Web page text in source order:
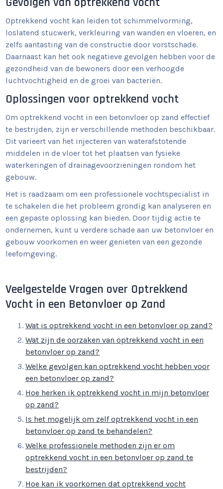
Optrekkend vocht kan leiden tot schimmelvorming,
loslatend stucwerk, verkleuring van wanden en vloeren, en
zelfs aantasting van de constructie door vorstschade.
Daarnaast kan het ook negatieve gevolgen hebben voor de
gezondheid van de bewoners door een verhoogde
luchtvochtigheid en de groei van bacteriën.
Oplossingen voor optrekkend vocht
Om optrekkend vocht in een betonvloer op zand effectief
te bestrijden, zijn er verschillende methoden beschikbaar.
Dit varieert van het injecteren van waterafstotende
middelen in de vloer tot het plaatsen van fysieke
waterkeringen of drainagevoorzieningen rondom het
gebouw.
Het is raadzaam om een professionele vochtspecialist in
te schakelen die het probleem grondig kan analyseren en
een gepaste oplossing kan bieden. Door tijdig actie te
ondernemen, kunt u verdere schade aan uw betonvloer en
gebouw voorkomen en weer genieten van een gezonde
leefomgeving.
Veelgestelde Vragen over Optrekkend
Vocht in een Betonvloer op Zand
Wat is optrekkend vocht in een betonvloer op zand?
Wat zijn de oorzaken van optrekkend vocht in een
betonvloer op zand?
Welke gevolgen kan optrekkend vocht hebben voor
een betonvloer op zand?
Hoe herken ik optrekkend vocht in mijn betonvloer
op zand?
Is het mogelijk om zelf optrekkend vocht in een
betonvloer op zand te behandelen?
Welke professionele methoden zijn er om
optrekkend vocht in een betonvloer op zand te
bestrijden?
Hoe kan ik voorkomen dat optrekkend vocht